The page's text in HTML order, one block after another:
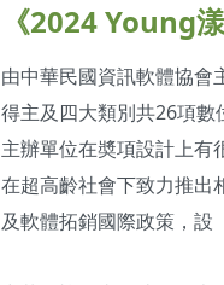
《2024 Young
由中華民國資訊軟體協
得主及四大類別共26項數
主辦單位在奬項設計上有
在超高齡社會下致力推出
及軟體拓銷國際政策，設